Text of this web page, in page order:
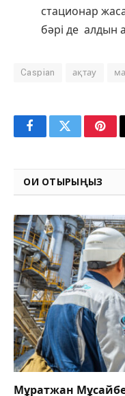
стационар
бәрі де алдын
Caspian ақтау
FacebookTwitter
ОҚИ ОТЫРЫҢЫЗ
Мұратжан